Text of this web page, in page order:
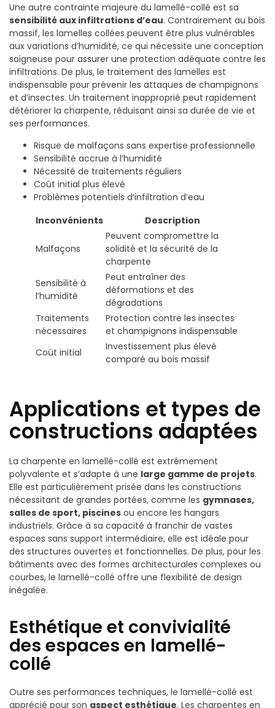
Une autre contrainte majeure du lamellé-collé est sa
sensibilité aux infiltrations d’eau. Contrairement au bois
massif, les lamelles collées peuvent être plus vulnérables
aux variations d’humidité, ce qui nécessite une conception
soigneuse pour assurer une protection adéquate contre les
infiltrations. De plus, le traitement des lamelles est
indispensable pour prévenir les attaques de champignons
et d’insectes. Un traitement inapproprié peut rapidement
détériorer la charpente, réduisant ainsi sa durée de vie et
ses performances.
Risque de malfaçons sans expertise professionnelle
Sensibilité accrue à l’humidité
Nécessité de traitements réguliers
Coût initial plus élevé
Problèmes potentiels d’infiltration d’eau
Inconvénients
Description
Malfaçons
Peuvent compromettre la
solidité et la sécurité de la
charpente
Sensibilité à
l’humidité
Peut entraîner des
déformations et des
dégradations
Traitements
nécessaires
Protection contre les insectes
et champignons indispensable
Coût initial
Investissement plus élevé
comparé au bois massif
Applications et types de
constructions adaptées
La charpente en lamellé-collé est extrêmement
polyvalente et s’adapte à une large gamme de projets.
Elle est particulièrement prisée dans les constructions
nécessitant de grandes portées, comme les gymnases,
salles de sport, piscines ou encore les hangars
industriels. Grâce à sa capacité à franchir de vastes
espaces sans support intermédiaire, elle est idéale pour
des structures ouvertes et fonctionnelles. De plus, pour les
bâtiments avec des formes architecturales complexes ou
courbes, le lamellé-collé offre une flexibilité de design
inégalée.
Esthétique et convivialité
des espaces en lamellé-
collé
Outre ses performances techniques, le lamellé-collé est
apprécié pour son aspect esthétique. Les charpentes en